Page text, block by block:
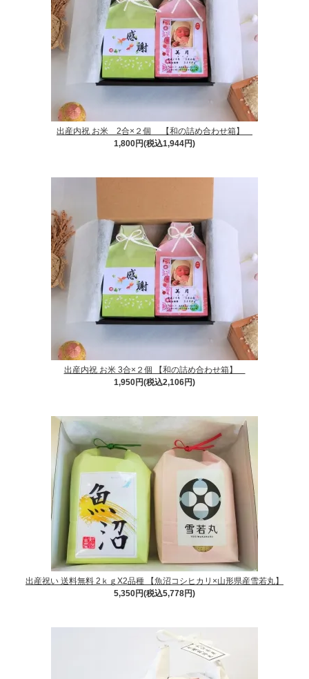
出産内祝 お米 2合×２個 【和の詰め合わせ箱】
1,800円(税込1,944円)
出産内祝 お米 3合×２個 【和の詰め合わせ箱】
1,950円(税込2,106円)
出産祝い 送料無料 2ｋｇX2品種 【魚沼コシヒカリ×山形県産雪若丸】
5,350円(税込5,778円)